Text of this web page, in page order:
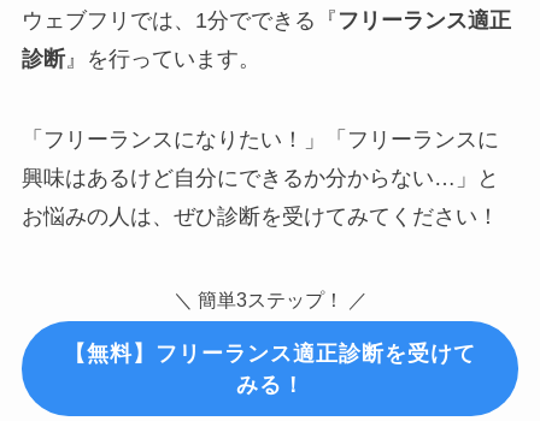
ウェブフリでは、1分でできる『 フリーランス適正
診断』を行っています。
「フリーランスになりたい！」「フリーランスに
興味はあるけど自分にできるか分からない…」と
お悩みの人は、ぜひ診断を受けてみてください！
＼ 簡単3ステップ！ ／
【無料】 フリーランス適正診断を受けて
みる！